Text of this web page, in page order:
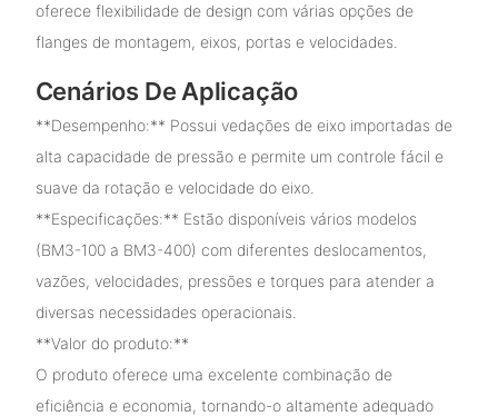
oferece flexibilidade de design com várias opções de
flanges de montagem, eixos, portas e velocidades.
Cenários De Aplicação
**Desempenho:** Possui vedações de eixo importadas de
alta capacidade de pressão e permite um controle fácil e
suave da rotação e velocidade do eixo.
**Especificações:** Estão disponíveis vários modelos
(BM3-100 a BM3-400) com diferentes deslocamentos,
vazões, velocidades, pressões e torques para atender a
diversas necessidades operacionais.
**Valor do produto:**
O produto oferece uma excelente combinação de
eficiência e economia, tornando-o altamente adequado